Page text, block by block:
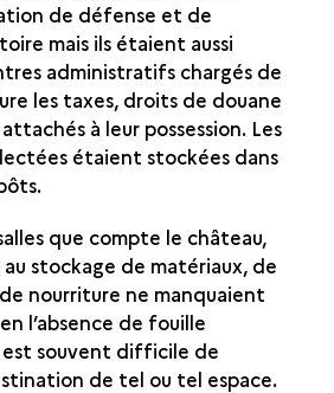
de défense et de
mais ils étaient aussi
administratifs chargés de
les taxes, droits de douane
à leur possession. Les
étaient stockées dans
que compte le château,
au stockage de matériaux, de
nourriture ne manquaient
l’absence de fouille
est souvent difficile de
de tel ou tel espace.